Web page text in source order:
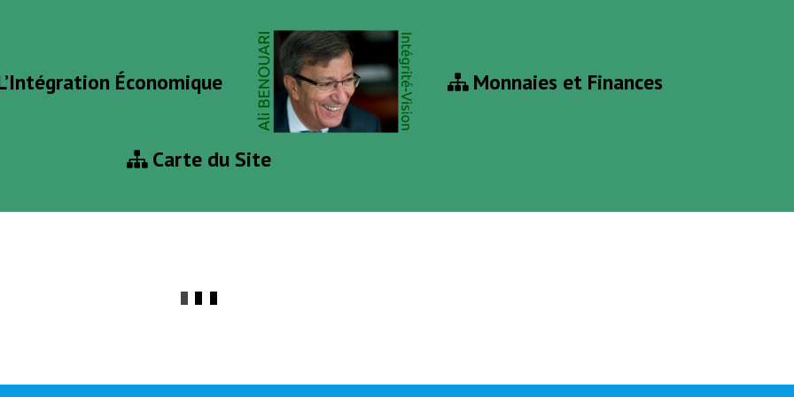
Économique Monnaies et Finances
Carte du Site